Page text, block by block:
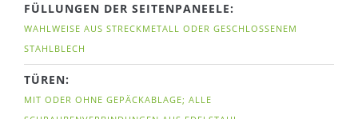
FÜLLUNGEN DER SEITENPANEELE:
WAHLWEISE AUS STRECKMETALL ODER GESCHLOSSENEM
STAHLBLECH
TÜREN:
MIT ODER OHNE GEPÄCKABLAGE; ALLE